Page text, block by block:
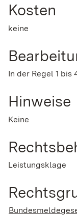
Kosten
keine
In der Regel 1 bis
Hinweise
Keine
Leistungsklage